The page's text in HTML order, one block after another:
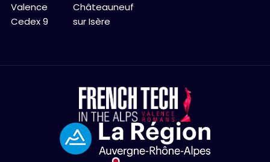
Valence
Cedex 9
Châteauneuf
sur Isère